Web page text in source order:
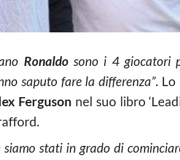
Ronaldosono i 4 giocatori
saputo fare la differenza”.
Ferguson nel suo libro
stati in grado di